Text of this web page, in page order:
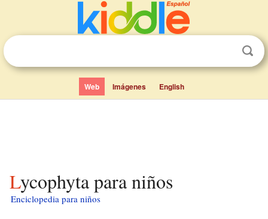
Web Imágenes English
Lycophyta para niños
Enciclopedia para niños